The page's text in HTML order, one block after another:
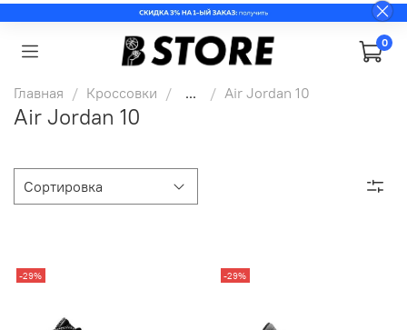
0
Главная Кроссовки ... Air Jordan 10
Air Jordan 10
-29% -29%